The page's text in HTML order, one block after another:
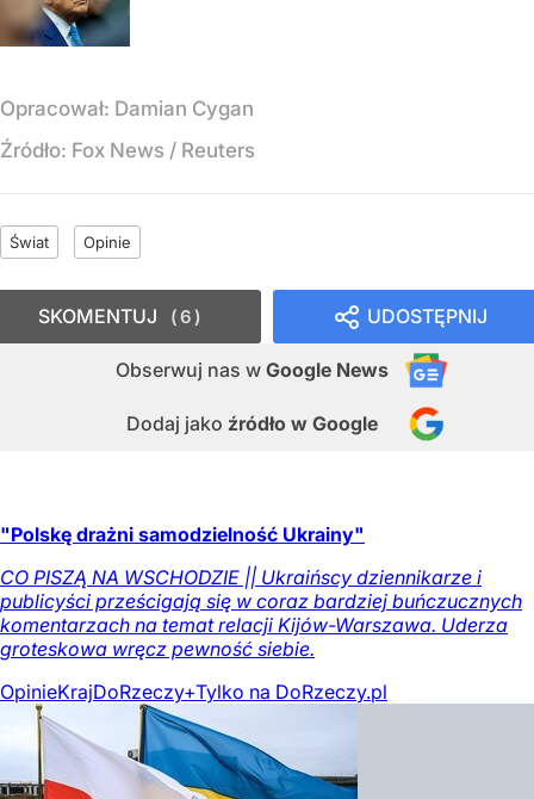
Opracował: Damian Cygan
Źródło: Fox News / Reuters
Świat Opinie
UDOSTĘPNIJ
Obserwuj nas w Google News
Dodaj jako źródło w Google
SKOMENTUJ 6
"Polskę drażni samodzielność Ukrainy"
CO PISZĄ NA WSCHODZIE || Ukraińscy dziennikarze i
publicyści prześcigają się w coraz bardziej buńczucznych
komentarzach na temat relacji Kijów-Warszawa. Uderza
groteskowa wręcz pewność siebie.
OpinieKrajDoRzeczy+Tylko na DoRzeczy.pl